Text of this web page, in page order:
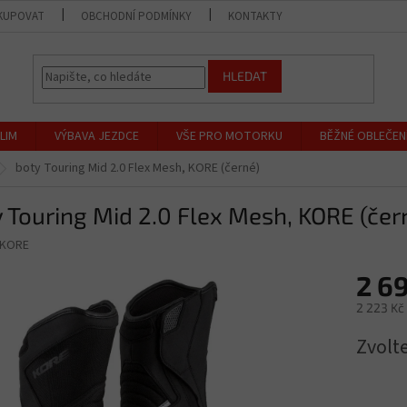
OBCHODNÍ PODMÍNKY KONTAKTY
HLEDAT
VÝBAVA JEZDCE VŠE PRO MOTORKU BĚŽNÉ
boty Touring Mid 2.0 Flex Mesh, KORE (černé)
Touring Mid 2.0 Flex Mesh, KORE
KORE
2
2 223 Kč
cena: